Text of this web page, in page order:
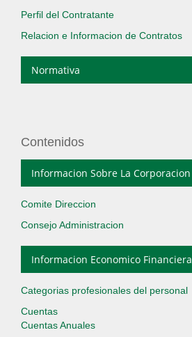
Perfil del Contratante
Relacion e Informacion de Contratos
Normativa
Contenidos
Informacion Sobre La Corporacion
Comite Direccion
Consejo Administracion
Informacion Economico Financiera
Categorias profesionales del personal
Cuentas
Cuentas Anuales